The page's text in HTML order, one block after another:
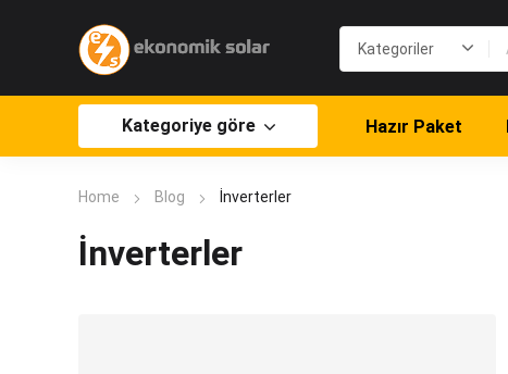
Kategoriye göre Hazır Paket
Home Blog İnverterler
İnverterler